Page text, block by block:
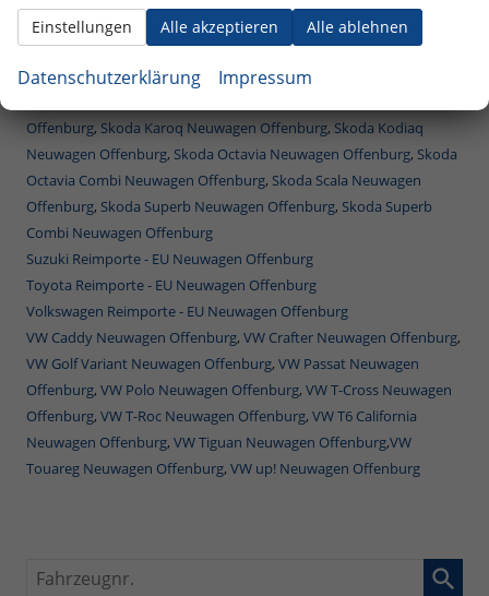
Sportstourer ST Neuwagen Offenburg,
Seat Tarraco Neuwagen
Offenburg
Skoda Reimporte - EU Neuwagen Offenburg
Offenburg, Skoda Karoq Neuwagen Offenburg, Skoda Kodiaq
Neuwagen Offenburg, Skoda Octavia Neuwagen Offenburg, Skoda
Octavia Combi Neuwagen Offenburg, Skoda Scala Neuwagen
Offenburg, Skoda Superb Neuwagen Offenburg, Skoda Superb
Combi Neuwagen Offenburg
Suzuki Reimporte - EU Neuwagen Offenburg
Toyota Reimporte - EU Neuwagen Offenburg
Volkswagen Reimporte - EU Neuwagen Offenburg
VW Caddy Neuwagen Offenburg, VW Crafter Neuwagen Offenburg,
VW Golf Variant Neuwagen Offenburg, VW Passat Neuwagen
Offenburg, VW Polo Neuwagen Offenburg, VW T-Cross Neuwagen
Offenburg, VW T-Roc Neuwagen Offenburg, VW T6 California
Neuwagen Offenburg, VW Tiguan Neuwagen Offenburg,VW
Touareg Neuwagen Offenburg, VW up! Neuwagen Offenburg
Fahrzeugnr.
Alle akzeptieren Alle ablehnen
Einstellungen
Datenschutzerklärung Impressum